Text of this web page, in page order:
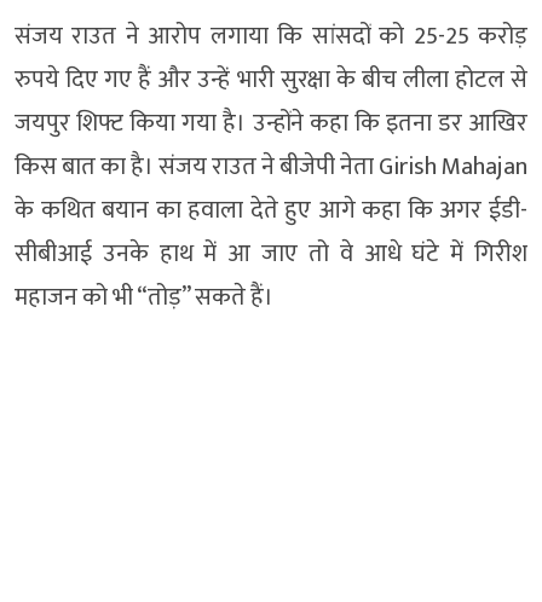
संजय राउत ने आरोप लगाया कि सांसदों को 25-25 करोड़
रुपये दिए गए हैं और उन्हें भारी सुरक्षा के बीच लीला होटल से
जयपुर शिफ्ट किया गया है। उन्होंने कहा कि इतना डर आखिर
किस बात का है। संजय राउत ने बीजेपी नेता Girish Mahajan
के कथित बयान का हवाला देते हुए आगे कहा कि अगर ईडी-
सीबीआई उनके हाथ में आ जाए तो वे आधे घंटे में गिरीश
महाजन को भी “तोड़” सकते हैं।